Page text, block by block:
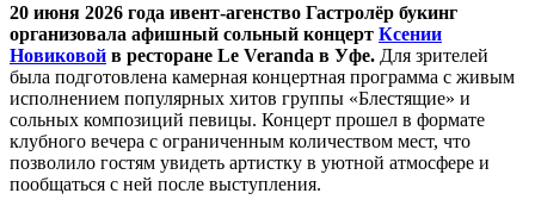
20 июня 2026 года ивент-агенство Гастролёр букинг
организовала афишный сольный концерт Ксении
Новиковой в ресторане Le Veranda в Уфе. Для зрителей
была подготовлена камерная концертная программа с живым
исполнением популярных хитов группы «Блестящие» и
сольных композиций певицы. Концерт прошел в формате
клубного вечера с ограниченным количеством мест, что
позволило гостям увидеть артистку в уютной атмосфере и
пообщаться с ней после выступления.